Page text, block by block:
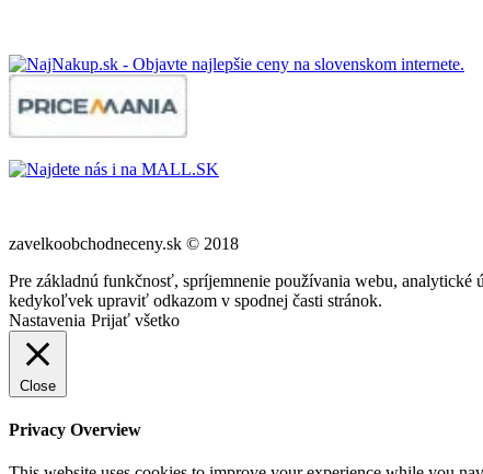
zavelkoobchodneceny.sk © 2018
Pre základnú funkčnosť, spríjemnenie používania webu, analytické
kedykoľvek upraviť odkazom v spodnej časti stránok.
Nastavenia Prijať všetko
Close
Privacy Overview